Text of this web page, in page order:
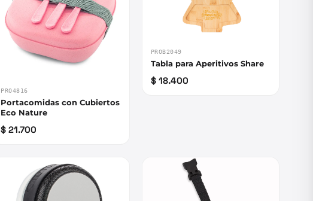
PRO4816
Portacomidas con Cubiertos
Eco Nature
$ 21.700
PROB2049
Tabla para Aperitivos Share
$ 18.400